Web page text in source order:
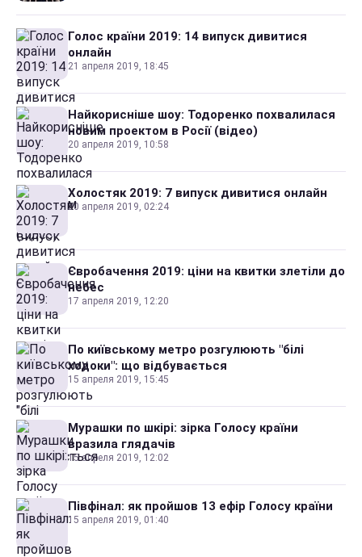
Голос країни 2019: 14 випуск дивитися
онлайн
21 апреля 2019, 18:45
Найкорисніше шоу: Тодоренко похвалилася
новим проектом в Росії (відео)
20 апреля 2019, 10:58
Холостяк 2019: 7 випуск дивитися онлайн
20 апреля 2019, 02:24
Євробачення 2019: ціни на квитки злетіли до
небес
17 апреля 2019, 12:20
По київському метро розгулюють "білі
ходоки": що відбувається
15 апреля 2019, 15:45
Мурашки по шкірі: зірка Голосу країни
вразила глядачів
15 апреля 2019, 12:02
Півфінал: як пройшов 13 ефір Голосу країни
15 апреля 2019, 01:40